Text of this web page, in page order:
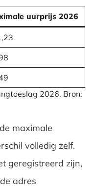
uurprijs 2026
2026. Bron:
maximale
volledig zelf.
geregistreerd zijn,
adres